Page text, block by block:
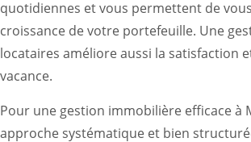
quotidiennes et vous permettent de
croissance de votre portefeuille. Une
locataires améliore aussi la satisfaction
vacance.
Pour une gestion immobilière efficace à
approche systématique et bien